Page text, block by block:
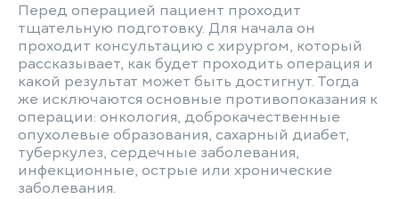
Перед операцией пациент проходит
тщательную подготовку. Для начала он
проходит консультацию с хирургом, который
рассказывает, как будет проходить операция и
какой результат может быть достигнут. Тогда
же исключаются основные противопоказания к
операции: онкология, доброкачественные
опухолевые образования, сахарный диабет,
туберкулез, сердечные заболевания,
инфекционные, острые или хронические
заболевания.